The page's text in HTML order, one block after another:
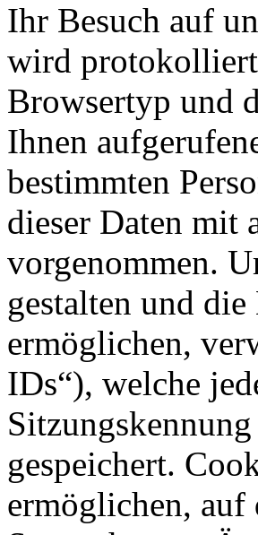
Ihr Besuch auf
wird
Browsertyp und
Ihnen
bestimmten
dieser Daten mit
vorgenommen.
gestalten und
ermöglichen,
IDs“), welche
gespeichert.
ermöglichen, auf